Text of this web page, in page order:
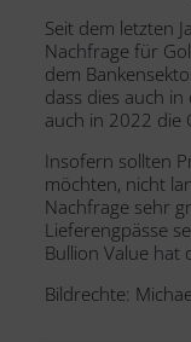
Seit dem letzten
Nachfrage für
dem
dass dies auch in
auch in 2022 die
Insofern sollten
möchten, nicht
Nachfrage sehr
Lieferengpässe
Bullion Value hat
Bildrechte: